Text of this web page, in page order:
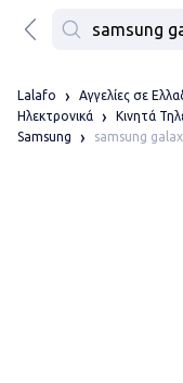
Lalafo Αγγελίες σε
Ηλεκτρονικά
Κινητά
Samsung
samsung